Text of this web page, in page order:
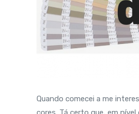
Quando comecei a me